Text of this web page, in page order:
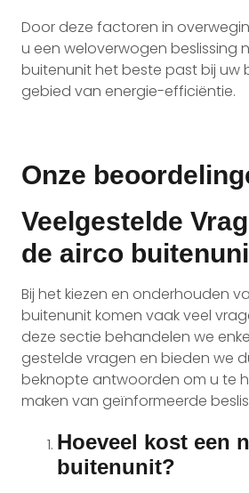
Door deze factoren in
u een weloverwogen beslissing
buitenunit het beste past bij
gebied van energie-efficiëntie.
Onze
Veelgestelde
de airco
Bij het kiezen en onderhouden
buitenunit komen vaak veel
deze sectie behandelen we
gestelde vragen en bieden we
beknopte antwoorden om u te
maken van geïnformeerde
Hoeveel kost een
buitenunit?